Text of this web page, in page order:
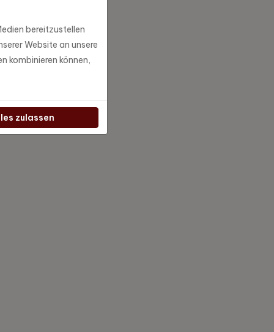
bereitzustellen
Website an unsere
kombinieren können,
zulassen